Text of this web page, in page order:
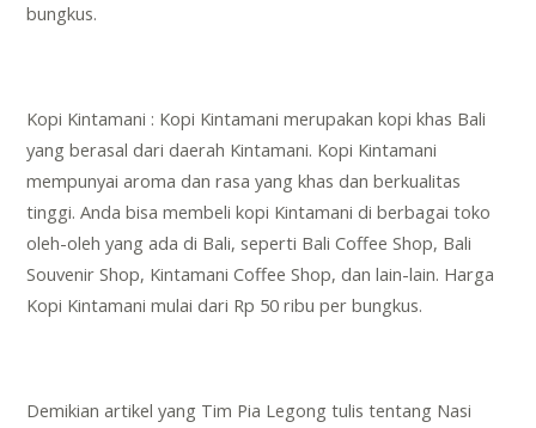
bungkus.
Kopi Kintamani : Kopi Kintamani merupakan kopi khas Bali
yang berasal dari daerah Kintamani. Kopi Kintamani
mempunyai aroma dan rasa yang khas dan berkualitas
tinggi. Anda bisa membeli kopi Kintamani di berbagai toko
oleh-oleh yang ada di Bali, seperti Bali Coffee Shop, Bali
Souvenir Shop, Kintamani Coffee Shop, dan lain-lain. Harga
Kopi Kintamani mulai dari Rp 50 ribu per bungkus.
Demikian artikel yang Tim Pia Legong tulis tentang Nasi